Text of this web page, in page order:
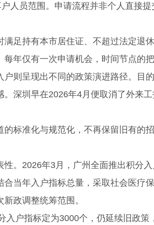
人员范围。申请流程并非个人直接
持有本市居住证、不超过法定退
年仅有一次申请机会，时间节点的把
呈现出不同的政策演进路径。目
深圳早在2026年4月便取消了外来
准化与规范化，不再保留旧有的招
2026年3月，广州全面推出积分入
当年入户指标总量，采取社会医疗
政调整统筹范围。
户指标定为3000个，仍延续旧政策